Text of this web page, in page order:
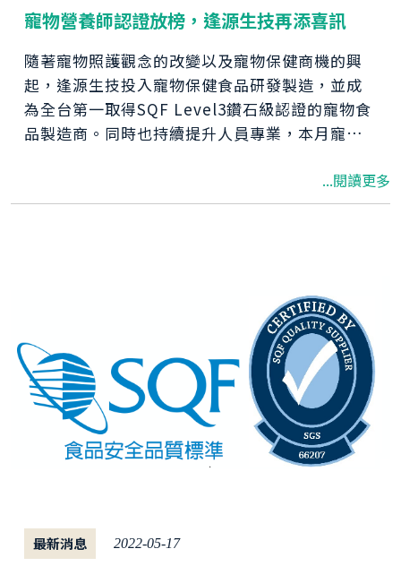
寵物營養師認證放榜，逢源生技再添喜訊
隨著寵物照護觀念的改變以及寵物保健商機的興
起，逢源生技投入寵物保健食品研發製造，並成
為全台第一取得SQF Level3鑽石級認證的寵物食
品製造商。同時也持續提升人員專業，本月寵物
...閱讀更多
最新消息 2022-05-17